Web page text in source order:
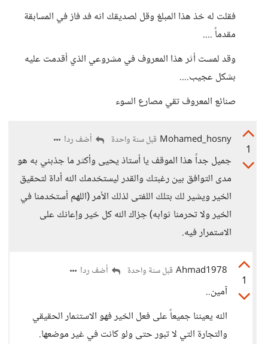
فقلت له خذ هذا المبلغ وقل لصديقك انه فد فاز في المسابقة
مقدماً ....
وقد لمست أثر هذا المعروف في مشروعي الذي أقدمت عليه
بشكل عجيب....
صنائع المعروف تقي مصارع السوء
1
Mohamed_hosny قبل سنة واحدة أضف ردا
جميل جداً هذا الموقف يا أستاذ يحيى وأكثر ما جذبني به هو
مدى التوافق بين رغبتك والقدر ليستخدمك الله أداة لتحقيق
الخير ويشير لك بتلك اللفتى لذلك الأمر (اللهم أستخدمنا في
الخير ولا تحرمنا ثوابه) جزاك الله كل خير وإعانك على
الاستمرار فيه.
1
Ahmad1978 قبل سنة واحدة أضف ردا
آمين..
الله يعيننا جميعاً على فعل الخير فهو الاستثمار الحقيقي
والتجارة التي لا تبور حتى ولو كانت في غير موضعها.